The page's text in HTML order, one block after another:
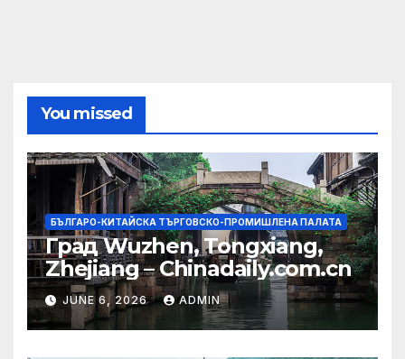
You missed
БЪЛГАРО-КИТАЙСКА ТЪРГОВСКО-ПРОМИШЛЕНА ПАЛАТА
Град Wuzhen, Tongxiang,
Zhejiang – Chinadaily.com.cn
JUNE 6, 2026 ADMIN